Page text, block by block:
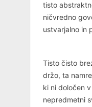
tisto
ničvredno
ustvarjalno in
Tisto čisto
držo, ta
ki ni določen
nepredmetni